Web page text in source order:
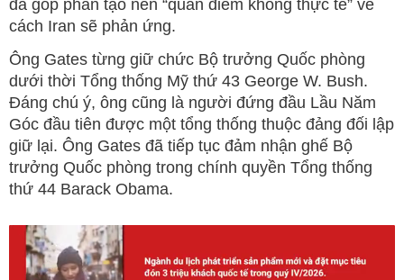
đã góp phần tạo nên “quan điểm không thực tế” về
cách Iran sẽ phản ứng.
Ông Gates từng giữ chức Bộ trưởng Quốc phòng
dưới thời Tổng thống Mỹ thứ 43 George W. Bush.
Đáng chú ý, ông cũng là người đứng đầu Lầu Năm
Góc đầu tiên được một tổng thống thuộc đảng đối lập
giữ lại. Ông Gates đã tiếp tục đảm nhận ghế Bộ
trưởng Quốc phòng trong chính quyền Tổng thống
thứ 44 Barack Obama.